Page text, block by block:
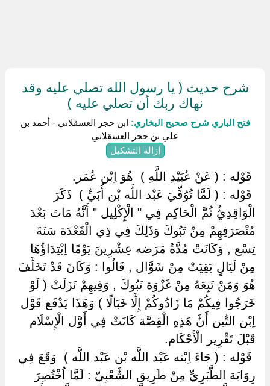
شرح حديث ( يا رسول الله تصلي عليه وقد
نهاك ربك أن تصلي عليه )
فتح الباري شرح صحيح البخاري: ابن حجر العسقلاني - أحمد بن
علي بن حجر العسقلاني
إزالة التشكيل
‏ ‏قَوْله : ( عَنْ عُبَيْدِ اللَّهِ ) ‏ ‏هُوَ اِبْن عُمَر.
‏ ‏قَوْله : ( لَمَّا تُوُفِّيَ عَبْد اللَّه بْن أُبَيٍّ ) ‏ ‏ذَكَرَ
الْوَاقِدِيُّ ثُمَّ الْحَاكِم فِي " الْإِكْلِيل " أَنَّهُ مَاتَ بَعْدَ
مُنْصَرَفِهِمْ مِنْ تَبُوكَ وَذَلِكَ فِي ذِي الْقَعْدَة سَنَةَ
تِسْع , وَكَانَتْ مُدَّةُ مَرَضه عِشْرِينَ يَوْمًا اِبْتِدَاؤُهَا
مِنْ لَيَالٍ بَقِيَتْ مِنْ شَوَّال , قَالُوا : وَكَانَ قَدْ تَخَلَّفَ
هُوَ وَمَنْ تَبِعَهُ مِنْ غَزْوَة تَبُوكَ , وَفِيهِمْ نَزَلَتْ ( لَوْ
خَرَجُوا فِيكُمْ مَا زَادُوكُمْ إِلَّا خَبَالًا ) وَهَذَا يَدْفَع قَوْل
اِبْن التِّين أَنَّ هَذِهِ الْقِصَّة كَانَتْ فِي أَوَّل الْإِسْلَام
قَبْلَ تَقْرِير الْأَحْكَام.
‏ ‏قَوْله : ( جَاءَ اِبْنه عَبْد اللَّه بْن عَبْد اللَّه ) ‏ ‏وَقَعَ فِي
رِوَايَة الطَّبَرِيِّ مِنْ طَرِيق الشَّعْبِيّ : لَمَّا اُخْتُصِرَ